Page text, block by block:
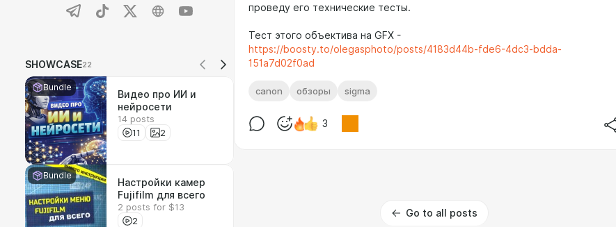
SHOWCASE22
Bundle
Видео про ИИ и
нейросети
14 posts
11
2
Bundle
Настройки камер
Fujifilm для всего
2 posts for $13
2
проведу его технические тесты.
Тест этого объектива на GFX -
https://boosty.to/olegasphoto/posts/4183d44b-fde6-4dc3-bdda-
151a7d02f0ad
canon обзоры sigma
3
Go to all posts